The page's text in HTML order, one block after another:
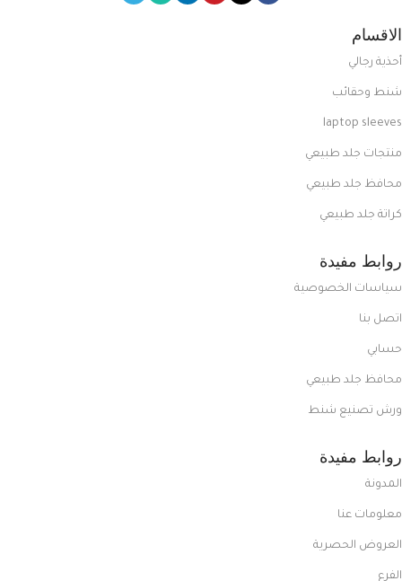
الاقسام
أحذية رجالي
شنط وحقائب
laptop sleeves
منتجات جلد طبيعي
محافظ جلد طبيعي
كراتة جلد طبيعي
روابط مفيدة
سياسات الخصوصية
اتصل بنا
حسابي
محافظ جلد طبيعي
ورش تصنيع شنط
روابط مفيدة
المدونة
معلومات عنا
العروض الحصرية
الفرع